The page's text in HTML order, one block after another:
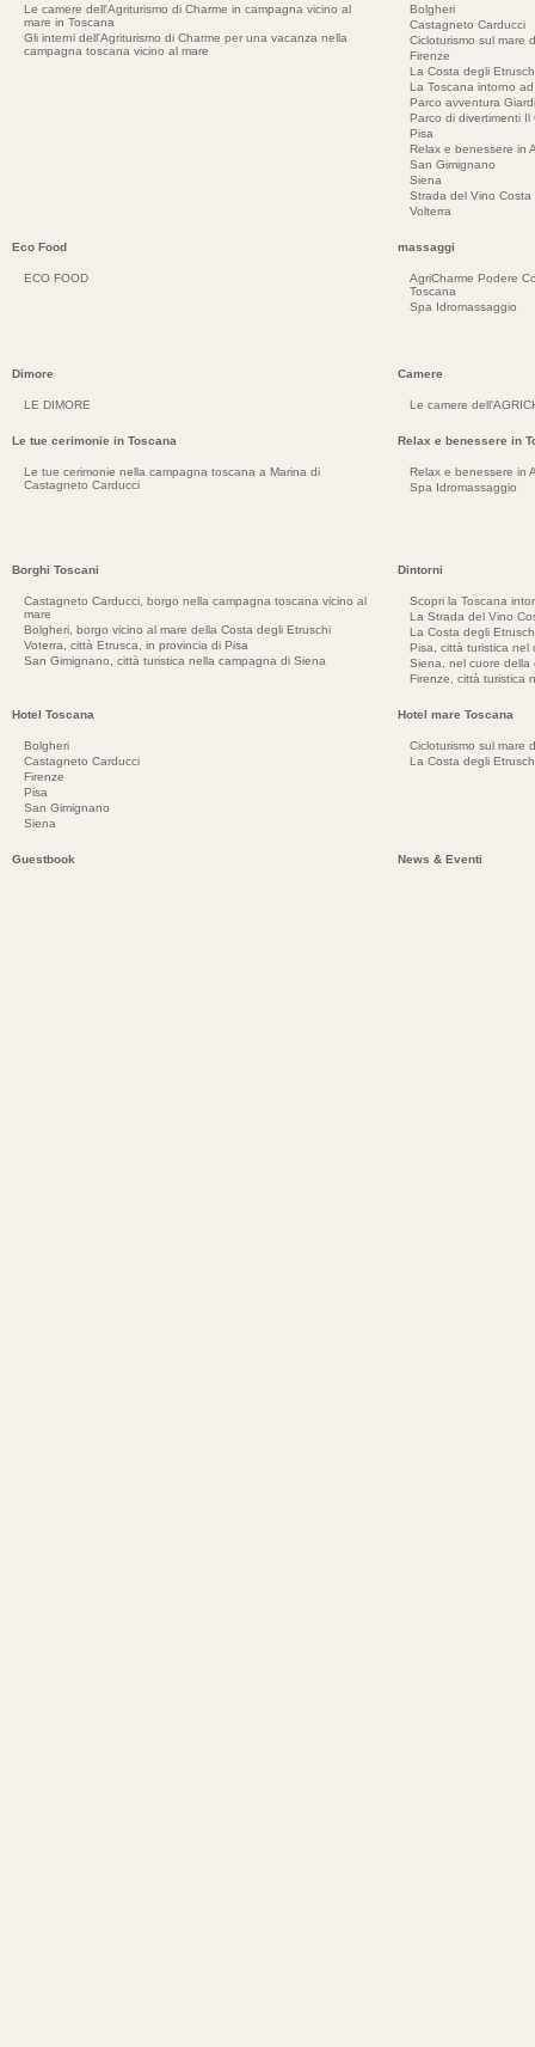
Le camere dell'Agriturismo di Charme in campagna vicino al
mare in Toscana
Gli interni dell'Agriturismo di Charme per una vacanza nella
campagna toscana vicino al mare
Bolgheri
Castagneto Carducci
Cicloturismo sul mare
Firenze
La Costa degli
La Toscana intorno
Parco avventura
Parco di divertimenti Il
Pisa
Relax e benessere in
San Gimignano
Siena
Strada del Vino Costa
Volterra
Eco Food
ECO FOOD
massaggi
AgriCharme Podere
Toscana
Spa Idromassaggio
Dimore
LE DIMORE
Camere
Le camere
Le tue cerimonie in Toscana
Le tue cerimonie nella campagna toscana a Marina di
Castagneto Carducci
Relax e benessere in
Relax e benessere in
Spa Idromassaggio
Borghi Toscani
Castagneto Carducci, borgo nella campagna toscana vicino al
mare
Bolgheri, borgo vicino al mare della Costa degli Etruschi
Voterra, città Etrusca, in provincia di Pisa
San Gimignano, città turistica nella campagna di Siena
Dintorni
Scopri la Toscana
La Strada del Vino
La Costa degli
Pisa, città turistica nel
Siena, nel cuore della
Firenze, città turistica
Hotel Toscana
Bolgheri
Castagneto Carducci
Firenze
Pisa
San Gimignano
Siena
Hotel mare Toscana
Cicloturismo sul mare
La Costa degli
Guestbook News & Eventi